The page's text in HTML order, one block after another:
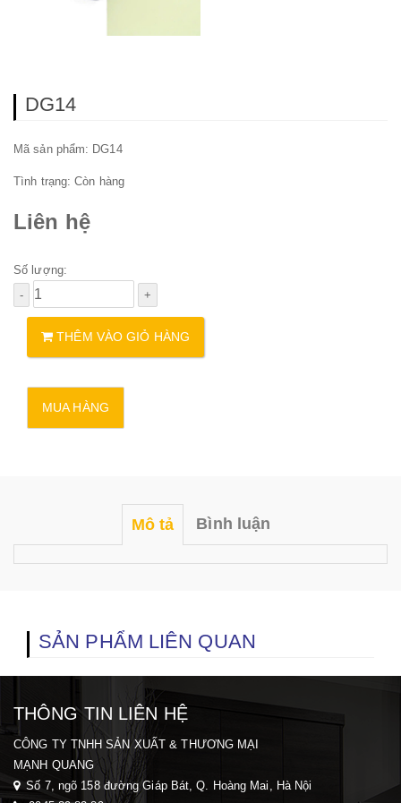
DG14
Mã sản phẩm: DG14
Tình trạng:Còn hàng
Liên hệ
Số lượng:
THÊM VÀO GIỎ HÀNG
Mô tả Bình luận
SẢN PHẨM LIÊN QUAN
THÔNG TIN LIÊN HỆ
CÔNG TY TNHH SẢN XUẤT & THƯƠNG MẠI
MẠNH QUANG
Số 7, ngõ 158 đường Giáp Bát, Q. Hoàng Mai, Hà Nội